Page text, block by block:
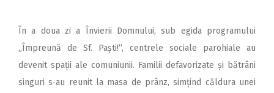
În a doua zi a Învierii Domnului, sub egida programului
„Împreună de Sf. Paști!“, centrele sociale parohiale au
devenit spații ale comuniunii. Familii defavorizate și bătrâni
singuri s‑au reunit la masa de prânz, simțind căldura unei